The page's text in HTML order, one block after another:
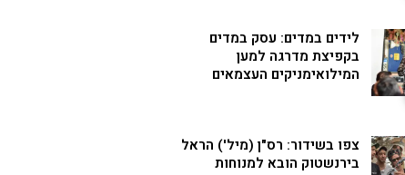
לידים במדים: עסק במדים
בקפיצת מדרגה למען
המילואימניקים העצמאים
צפו בשידור: רס"ן (מיל') הראל
בירנשטוק הובא למנוחות